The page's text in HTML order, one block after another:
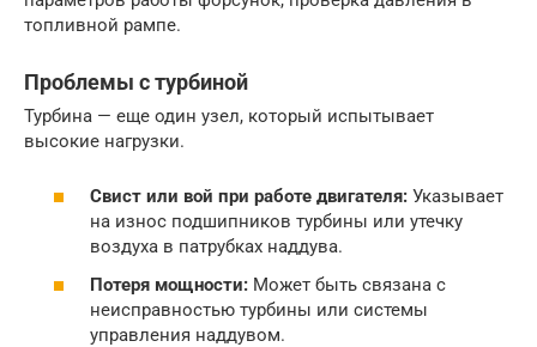
топливной рампе.
Проблемы с турбиной
Турбина — еще один узел, который испытывает
высокие нагрузки.
Свист или вой при работе двигателя: Указывает
на износ подшипников турбины или утечку
воздуха в патрубках наддува.
Потеря мощности: Может быть связана с
неисправностью турбины или системы
управления наддувом.